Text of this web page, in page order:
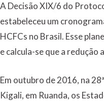
A Decisão XIX/6 do
estabeleceu um
HCFCs no Brasil. Esse
e calcula-se que a
Em outubro de 2016, na
Kigali, em Ruanda, os